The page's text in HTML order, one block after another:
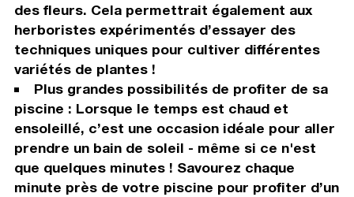
des fleurs. Cela permettrait également aux
herboristes expérimentés d’essayer des
techniques uniques pour cultiver différentes
variétés de plantes !
Plus grandes possibilités de profiter de sa
piscine : Lorsque le temps est chaud et
ensoleillé, c’est une occasion idéale pour aller
prendre un bain de soleil - même si ce n'est
que quelques minutes ! Savourez chaque
minute près de votre piscine pour profiter d’un